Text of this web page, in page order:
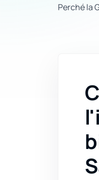
Perché la